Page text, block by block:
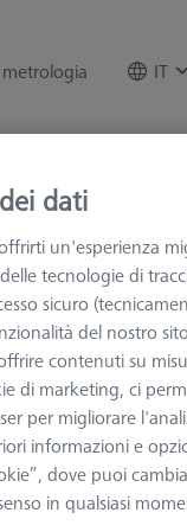
IT
Sistemi di
con una
caso in cui
ancora più
dati
un'esperienza
tecnologie di
sicuro
del nostro
contenuti su
di marketing, ci
per migliorare
informazioni e
dove puoi
in qualsiasi